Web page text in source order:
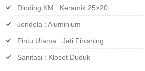
Dinding KM : Keramik 25×20
Jendela : Aluminium
Pintu Utama : Jati Finishing
Sanitasi : Kloset Duduk